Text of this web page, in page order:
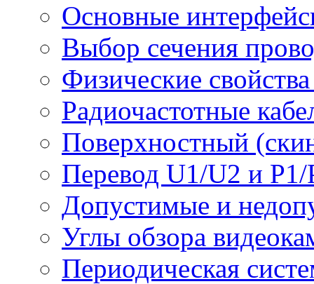
Основные
Выбор сечения
Физические
Радиочастотные
Поверхностный
Перевод U1/U2 и
Допустимые и
Углы обзора
Периодическая